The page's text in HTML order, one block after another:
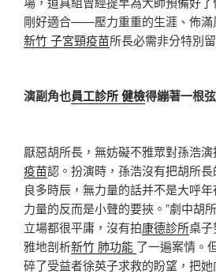
剛好適合——壓力重重的生涯、佈滿
新竹 子宮頸疫苗所長必需非分特別
演副角也員工診所 健檢得繃著一根弦
厭惡胡所長，無妨礙不雅眾對孫浩演
疫苗認。扮演時，孫浩沒有把胡所長
良多時辰，無力量的話并不是大呼
力量的反而是小聲的要挾。”劇中胡
立場都很平庸，沒有拍康德診所桌子
雅地剖析新竹 肺功能 了一遍案情。
碎了受益者徐英子求救的盼望，把